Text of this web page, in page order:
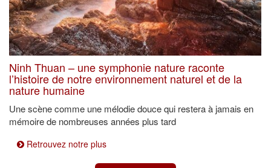
Ninh Thuan – une symphonie nature raconte
l’histoire de notre environnement naturel et de la
nature humaine
Une scène comme une mélodie douce qui restera à jamais en
mémoire de nombreuses années plus tard
Retrouvez notre plus